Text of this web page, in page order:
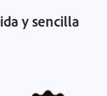
y sencilla